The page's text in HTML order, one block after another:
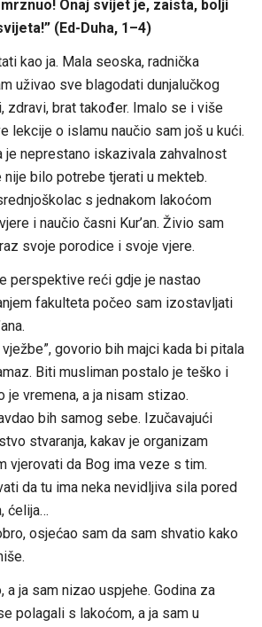
Onaj svijet je, zaista, bolji
(Ed-Duha, 1–4)
kao ja. Mala seoska, radnička
uživao sve blagodati dunjalučkog
zdravi, brat također. Imalo se i više
lekcije o islamu naučio sam još u kući.
je neprestano iskazivala zahvalnost
nije bilo potrebe tjerati u mekteb.
s jednakom lakoćom
i naučio časni Kur’an. Živio sam
svoje porodice i svoje vjere.
perspektive reći gdje je nastao
fakulteta počeo sam izostavljati
govorio bih majci kada bi pitala
Biti musliman postalo je teško i
je vremena, a ja nisam stizao.
bih samog sebe. Izučavajući
stvaranja, kakav je organizam
vjerovati da Bog ima veze s tim.
da tu ima neka nevidljiva sila pored
ćelija…
osjećao sam da sam shvatio kako
a ja sam nizao uspjehe. Godina za
polagali s lakoćom, a ja sam u